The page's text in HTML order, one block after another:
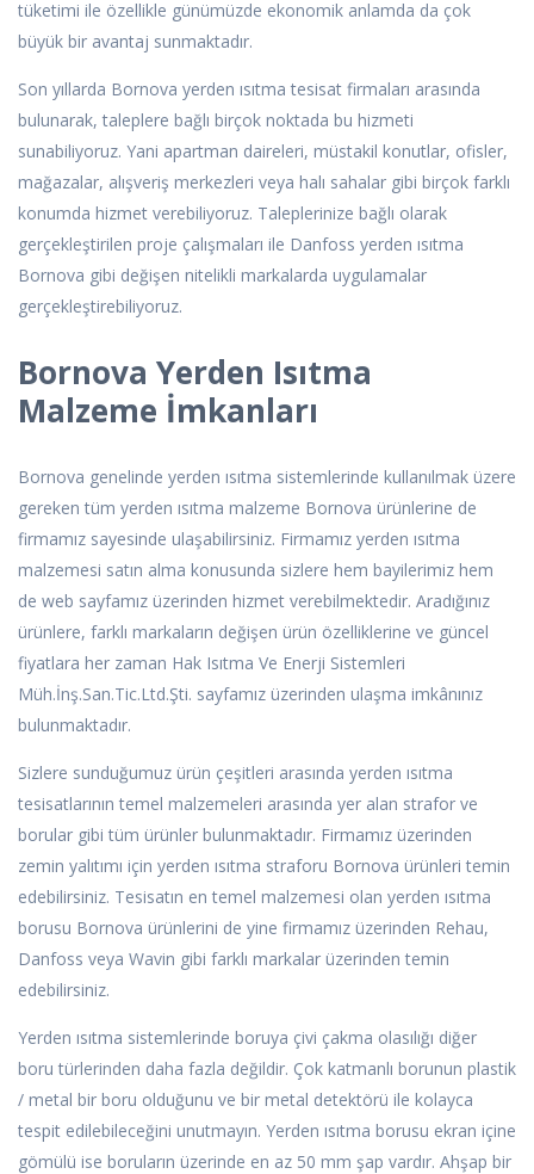
tüketimi ile özellikle günümüzde ekonomik anlamda da çok
büyük bir avantaj sunmaktadır.
Son yıllarda Bornova yerden ısıtma tesisat firmaları arasında
bulunarak, taleplere bağlı birçok noktada bu hizmeti
sunabiliyoruz. Yani apartman daireleri, müstakil konutlar, ofisler,
mağazalar, alışveriş merkezleri veya halı sahalar gibi birçok farklı
konumda hizmet verebiliyoruz. Taleplerinize bağlı olarak
gerçekleştirilen proje çalışmaları ile Danfoss yerden ısıtma
Bornova gibi değişen nitelikli markalarda uygulamalar
gerçekleştirebiliyoruz.
Bornova Yerden Isıtma
Malzeme İmkanları
Bornova genelinde yerden ısıtma sistemlerinde kullanılmak üzere
gereken tüm yerden ısıtma malzeme Bornova ürünlerine de
firmamız sayesinde ulaşabilirsiniz. Firmamız yerden ısıtma
malzemesi satın alma konusunda sizlere hem bayilerimiz hem
de web sayfamız üzerinden hizmet verebilmektedir. Aradığınız
ürünlere, farklı markaların değişen ürün özelliklerine ve güncel
fiyatlara her zaman Hak Isıtma Ve Enerji Sistemleri
Müh.İnş.San.Tic.Ltd.Şti. sayfamız üzerinden ulaşma imkânınız
bulunmaktadır.
Sizlere sunduğumuz ürün çeşitleri arasında yerden ısıtma
tesisatlarının temel malzemeleri arasında yer alan strafor ve
borular gibi tüm ürünler bulunmaktadır. Firmamız üzerinden
zemin yalıtımı için yerden ısıtma straforu Bornova ürünleri temin
edebilirsiniz. Tesisatın en temel malzemesi olan yerden ısıtma
borusu Bornova ürünlerini de yine firmamız üzerinden Rehau,
Danfoss veya Wavin gibi farklı markalar üzerinden temin
edebilirsiniz.
Yerden ısıtma sistemlerinde boruya çivi çakma olasılığı diğer
boru türlerinden daha fazla değildir. Çok katmanlı borunun plastik
/ metal bir boru olduğunu ve bir metal detektörü ile kolayca
tespit edilebileceğini unutmayın. Yerden ısıtma borusu ekran içine
gömülü ise boruların üzerinde en az 50 mm şap vardır. Ahşap bir